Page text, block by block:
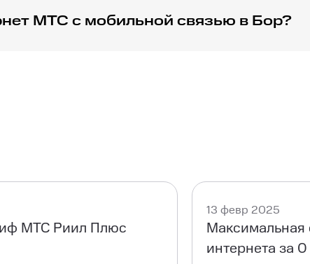
МТС с мобильной связью в Бор?
МТС Риил Плюс
13 февр 2025
Максимальная
интернета за